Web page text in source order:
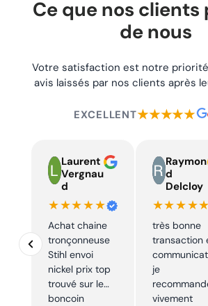
Ce que nos clients
de nous
Votre satisfaction est notre
avis laissés par nos clients après
EXCELLENT★★★★★
Laurent
Vergnau
d
★★★★★
Achat chaine
tronçonneuse
Stihl envoi
nickel prix top
trouvé sur le
boncoin
Raymon
d
Delcloy
très bonne
transaction
je
vivement